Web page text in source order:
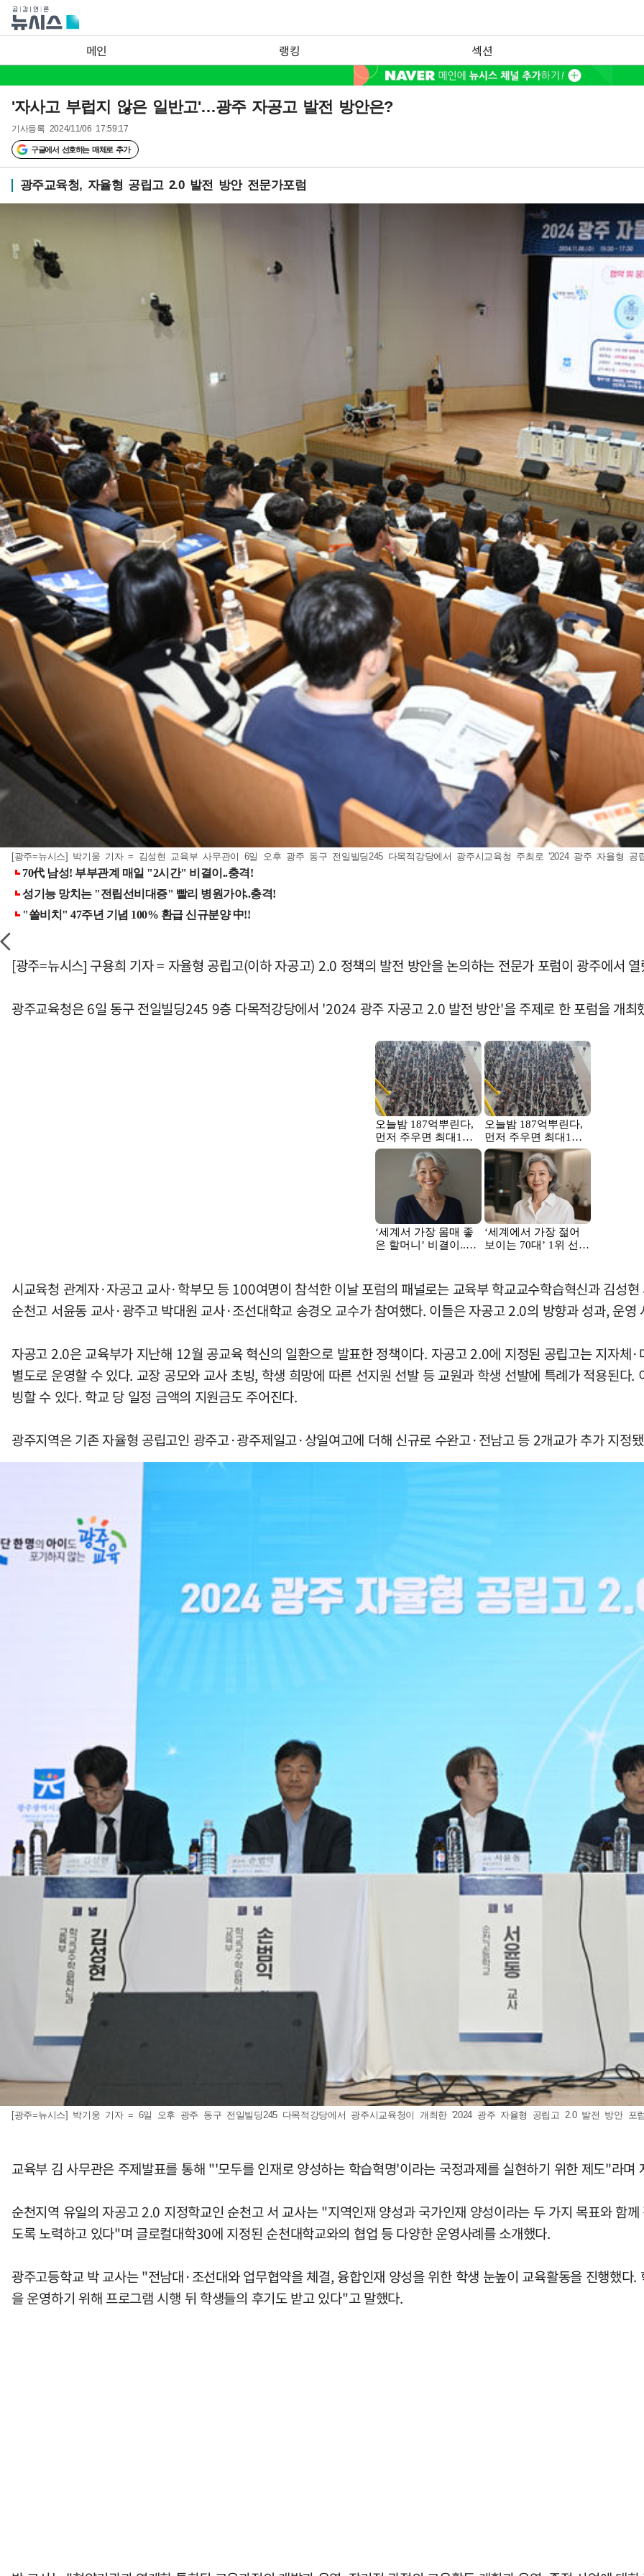
메인 랭킹 섹션
'자사고 부럽지 않은 일반고'…광주 자공고 발전 방안은?
기사등록 2024/11/06 17:59:17
구글에서 선호하는 매체로 추가
광주교육청, 자율형 공립고 2.0 발전 방안 전문가포럼
[광주=뉴시스] 박기웅 기자 = 김성현 교육부 사무관이 6일 오후 광주 동구 전일빌딩245 다목적강당에서 광주시교육청 주최로 '2024 광주 자율형
[광주=뉴시스] 구용희 기자 = 자율형 공립고(이하 자공고) 2.0 정책의 발전 방안을 논의하는 전문가 포럼이 광주에서
광주교육청은 6일 동구 전일빌딩245 9층 다목적강당에서 '2024 광주 자공고 2.0 발전 방안'을 주제로 한 포럼을 개최
시교육청 관계자·자공고 교사·학부모 등 100여명이 참석한 이날 포럼의 패널로는 교육부 학교교수학습혁신과 김성
순천고 서윤동 교사·광주고 박대원 교사·조선대학교 송경오 교수가 참여했다. 이들은 자공고 2.0의 방향과 성과, 운
자공고 2.0은 교육부가 지난해 12월 공교육 혁신의 일환으로 발표한 정책이다. 자공고 2.0에 지정된 공립고는 지자체
별도로 운영할 수 있다. 교장 공모와 교사 초빙, 학생 희망에 따른 선지원 선발 등 교원과 학생 선발에 특례가 적용된다
빙할 수 있다. 학교 당 일정 금액의 지원금도 주어진다.
광주지역은 기존 자율형 공립고인 광주고·광주제일고·상일여고에 더해 신규로 수완고·전남고 등 2개교가 추가 지정
[광주=뉴시스] 박기웅 기자 = 6일 오후 광주 동구 전일빌딩245 다목적강당에서 광주시교육청이 개최한 '2024 광주 자율형 공립고 2.0 발전 방안 포
교육부 김 사무관은 주제발표를 통해 "'모두를 인재로 양성하는 학습혁명'이라는 국정과제를 실현하기 위한 제도"라며
순천지역 유일의 자공고 2.0 지정학교인 순천고 서 교사는 "지역인재 양성과 국가인재 양성이라는 두 가지 목표와 함
도록 노력하고 있다"며 글로컬대학30에 지정된 순천대학교와의 협업 등 다양한 운영사례를 소개했다.
광주고등학교 박 교사는 "전남대·조선대와 업무협약을 체결, 융합인재 양성을 위한 학생 눈높이 교육활동을 진행했
을 운영하기 위해 프로그램 시행 뒤 학생들의 후기도 받고 있다"고 말했다.